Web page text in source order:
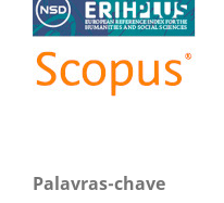
Palavras-chave